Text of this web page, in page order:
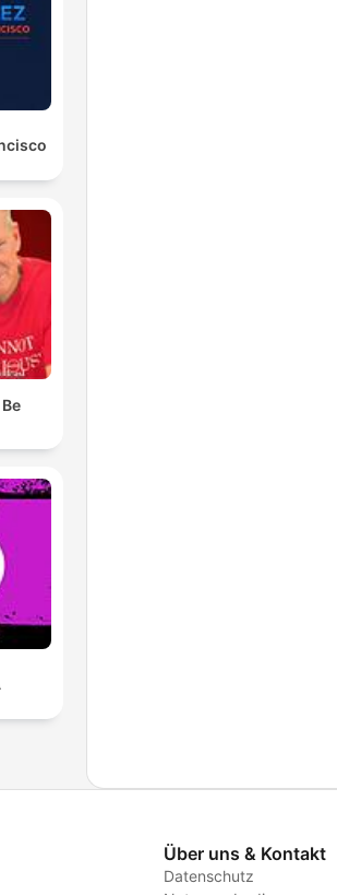
Über uns & Kontakt
Datenschutz